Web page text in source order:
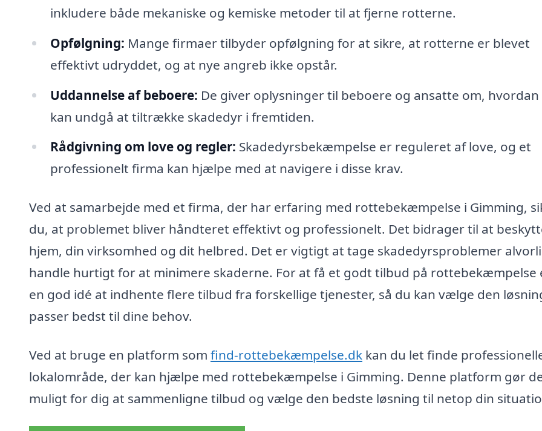
inkludere både mekaniske og kemiske metoder til at fjerne rotterne.
Opfølgning: Mange firmaer tilbyder opfølgning for at sikre, at rotterne er blevet
effektivt udryddet, og at nye angreb ikke opstår.
Uddannelse af beboere: De giver oplysninger til beboere og ansatte om, hvordan
kan undgå at tiltrække skadedyr i fremtiden.
Rådgivning om love og regler: Skadedyrsbekæmpelse er reguleret af love, og et
professionelt firma kan hjælpe med at navigere i disse krav.
Ved at samarbejde med et firma, der har erfaring med rottebekæmpelse i Gimming,
du, at problemet bliver håndteret effektivt og professionelt. Det bidrager til at
hjem, din virksomhed og dit helbred. Det er vigtigt at tage skadedyrsproblemer
handle hurtigt for at minimere skaderne. For at få et godt tilbud på rottebekæmpelse
en god idé at indhente flere tilbud fra forskellige tjenester, så du kan vælge den
passer bedst til dine behov.
Ved at bruge en platform som find-rottebekæmpelse.dk kan du let finde
lokalområde, der kan hjælpe med rottebekæmpelse i Gimming. Denne platform gør
muligt for dig at sammenligne tilbud og vælge den bedste løsning til netop din